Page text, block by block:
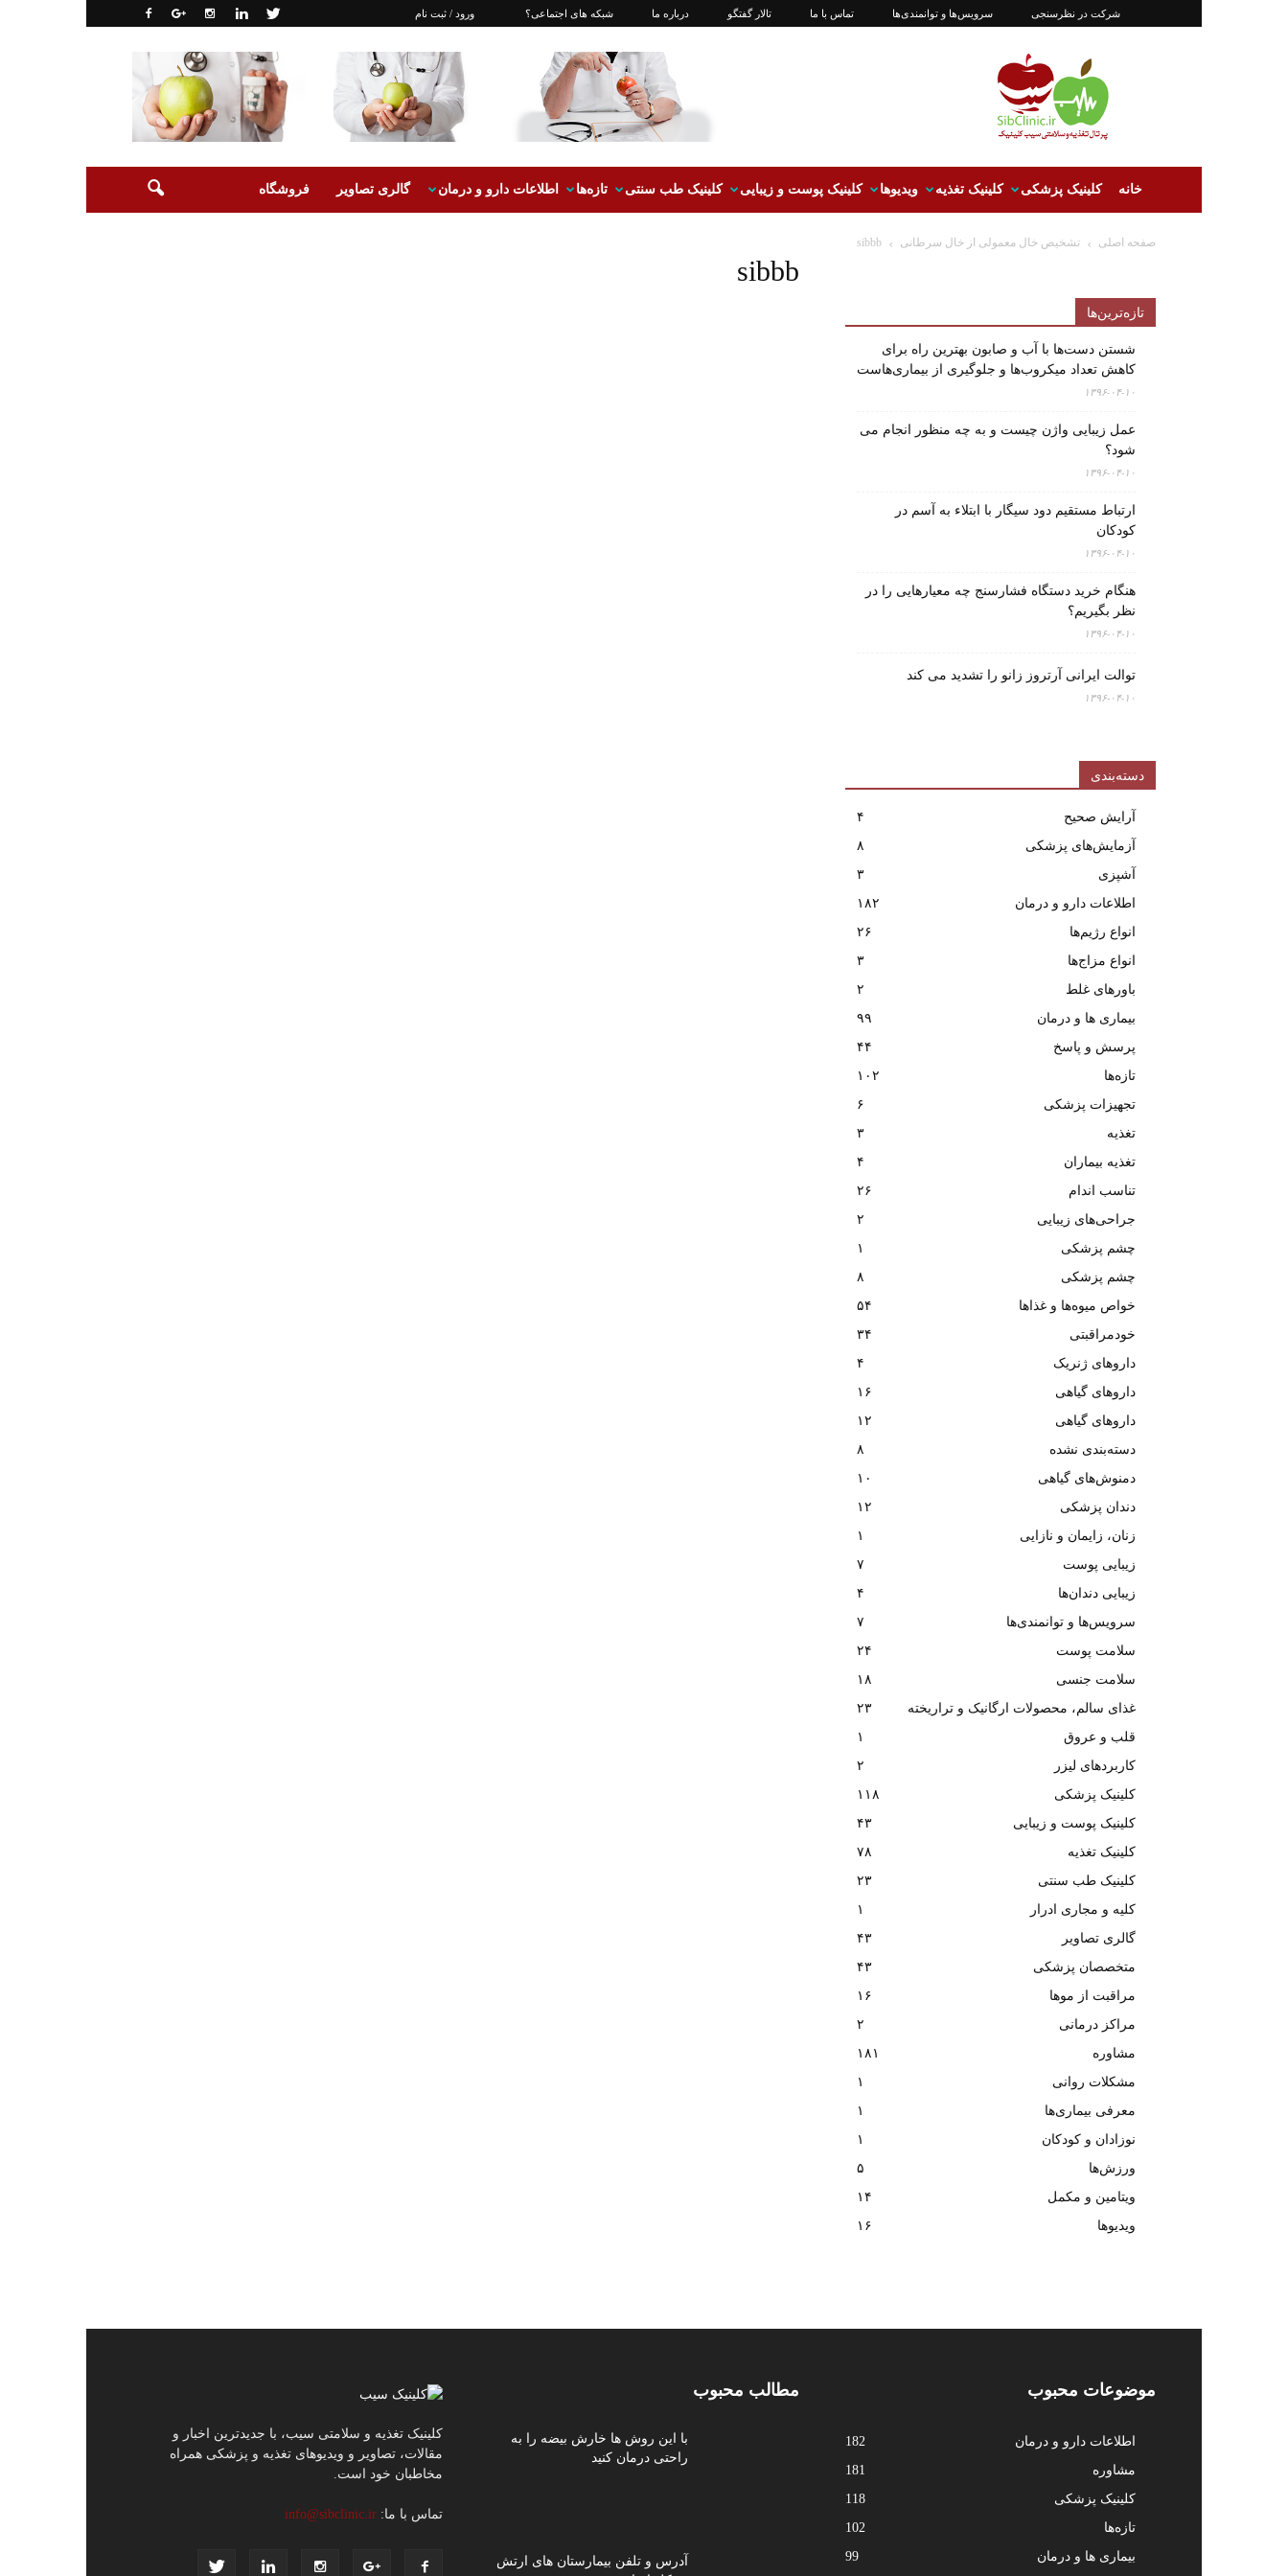
ورود / ثبت نام شبکه های اجتماعی؟ درباره ما تالار گفتگو تماس با ما سرویس‌ها و توانمندی‌ها شرکت در نظرسنجی
|‌
کلینیک
و
سلامتی
سیب
خانه کلینیک پزشکی کلینیک تغذیه ویدیوها کلینیک پوست و زیبایی کلینیک طب سنتی تازه‌ها اطلاعات دارو و درمان گالری تصاویر فروشگاه
صفحه اصلی تشخیص خال معمولی از خال سرطانی sibbb
sibbb
تازه‌ترین‌ها
شستن دست‌ها با آب و صابون بهترین راه برای
کاهش تعداد میکروب‌ها و جلوگیری از بیماری‌هاست
۱۳۹۶-۰۴-۱۰
عمل زیبایی واژن چیست و به چه منظور انجام می
شود؟
۱۳۹۶-۰۴-۱۰
ارتباط مستقیم دود سیگار با ابتلاء به آسم در
کودکان
۱۳۹۶-۰۴-۱۰
هنگام خرید دستگاه فشارسنج چه معیارهایی را در
نظر بگیریم؟
۱۳۹۶-۰۴-۱۰
توالت ایرانی آرتروز زانو را تشدید می کند
۱۳۹۶-۰۴-۱۰
دسته‌بندی
آرایش صحیح
۴
آزمایش‌های پزشکی
۸
آشپزی
۳
اطلاعات دارو و درمان
۱۸۲
انواع رژیم‌ها
۲۶
انواع مزاج‌ها
۳
باورهای غلط
۲
بیماری ها و درمان
۹۹
پرسش و پاسخ
۴۴
تازه‌ها
۱۰۲
تجهیزات پزشکی
۶
تغذیه
۳
تغذیه بیماران
۴
تناسب اندام
۲۶
جراحی‌های زیبایی
۲
چشم پزشکی
۱
چشم پزشکی
۸
خواص میوه‌ها و غذاها
۵۴
خودمراقبتی
۳۴
داروهای ژنریک
۴
داروهای گیاهی
۱۶
داروهای گیاهی
۱۲
دسته‌بندی نشده
۸
دمنوش‌های گیاهی
۱۰
دندان پزشکی
۱۲
زنان، زایمان و نازایی
۱
زیبایی پوست
۷
زیبایی دندان‌ها
۴
سرویس‌ها و توانمندی‌ها
۷
سلامت پوست
۲۴
سلامت جنسی
۱۸
غذای سالم، محصولات ارگانیک و تراریخته
۲۳
قلب و عروق
۱
کاربردهای لیزر
۲
کلینیک پزشکی
۱۱۸
کلینیک پوست و زیبایی
۴۳
کلینیک تغذیه
۷۸
کلینیک طب سنتی
۲۳
کلیه و مجاری ادرار
۱
گالری تصاویر
۴۳
متخصصان پزشکی
۴۳
مراقبت از موها
۱۶
مراکز درمانی
۲
مشاوره
۱۸۱
مشکلات روانی
۱
معرفی بیماری‌ها
۱
نوزادان و کودکان
۱
ورزش‌ها
۵
ویتامین و مکمل
۱۴
ویدیوها
۱۶
کلینیک تغذیه و سلامتی سیب، با جدیدترین اخبار و
مقالات، تصاویر و ویدیوهای تغذیه و پزشکی همراه
مخاطبان خود است.
تماس با ما: info@sibclinic.ir
مطالب محبوب
با این روش ها خارش بیضه را به
راحتی درمان کنید
آدرس و تلفن بیمارستان های ارتش
موضوعات محبوب
اطلاعات دارو و درمان
182
مشاوره
181
کلینیک پزشکی
118
تازه‌ها
102
بیماری ها و درمان
99